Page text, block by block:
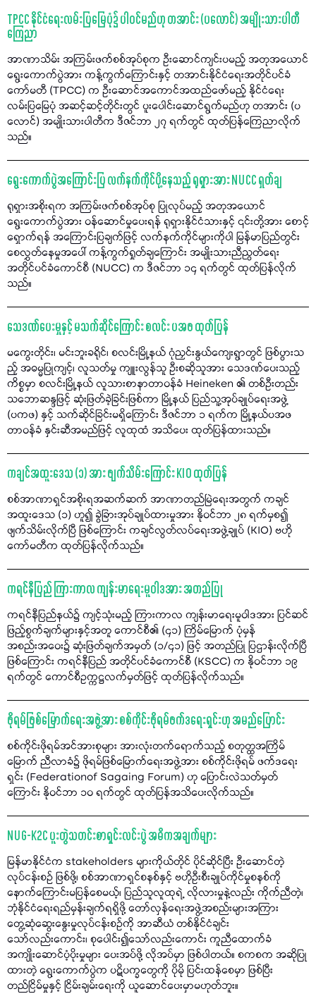
TPCC နိုင်ငံရေးလမ်းပြမြေပုံ၌ ပါဝင်မည်ဟု တအာင်း (ပလောင်) အမျိုးသားပါတီ
ကြေညာ
အာဏာသိမ်း အကြမ်းဖက်စစ်အုပ်စုက ဦးဆောင်ကျင်းပမည့် အတုအယောင်
ရွေးကောက်ပွဲအား ကန့်ကွက်ကြောင်းနှင့် တအာင်းနိုင်ငံရေးအတိုင်ပင်ခံ
ကော်မတီ (TPCC) က ဦးဆောင်အကောင်အထည်ဖော်မည့် နိုင်ငံရေး
လမ်းပြမြေပုံ အဆင့်ဆင့်တိုင်းတွင် ပူးပေါင်းဆောင်ရွက်မည်ဟု တအာင်း (ပ
လောင်) အမျိုးသားပါတီက ဒီဇင်ဘာ ၂၇ ရက်တွင် ထုတ်ပြန်ကြေညာလိုက်
သည်။
ရွေးကောက်ပွဲအကြောင်းပြ လက်နက်ကိုင်ပို့နေသည့် ရုရှားအား NUCC ရှုတ်ချ
ရုရှားအစိုးရက အကြမ်းဖက်စစ်အုပ်စု ပြုလုပ်မည့် အတုအယောင်
ရွေးကောက်ပွဲအား ဝန်ဆောင်မှုပေးရန် ရုရှားနိုင်ငံသားနှင့် ၎င်းတို့အား စောင့်
ရှောက်ရန် အကြောင်းပြချက်ဖြင့် လက်နက်ကိုင်များကိုပါ မြန်မာပြည်တွင်း
စေလွှတ်နေမှုအပေါ် ကန့်ကွက်ရှုတ်ချကြောင်း အမျိုးသားညီညွတ်ရေး
အတိုင်ပင်ခံကောင်စီ (NUCC) က ဒီဇင်ဘာ ၁၄ ရက်တွင် ထုတ်ပြန်လိုက်
သည်။
သေဒဏ်ပေးမှုနှင့် မသက်ဆိုင်ကြောင်း စလင်း ပအဖ ထုတ်ပြန်
မကွေးတိုင်း၊ မင်းဘူးခရိုင်၊ စလင်းမြို့နယ် ဂုံညှင်းနွယ်ကျေးရွာတွင် ဖြစ်ပွားသ
ည့် အဓမ္မပြုကျင့်၊ လူသတ်မှု ကျူးလွန်သူ ဦးစဆိုသူအား သေဒဏ်ပေးသည့်
ကိစ္စမှာ စလင်းမြို့နယ် လူသားစာနာတာဝန်ခံ Heineken ၏ တစ်ဦးတည်း
သဘောဆန္ဒဖြင့် ဆုံးဖြတ်ခဲ့ခြင်းဖြစ်ကာ မြို့နယ် ပြည်သူ့အုပ်ချုပ်ရေးအဖွဲ့
(ပကဖ) နှင့် သက်ဆိုင်ခြင်းမရှိကြောင်း ဒီဇင်ဘာ ၁ ရက်က မြို့နယ်ပအဖ
တာဝန်ခံ နှင်းဆီအမည်ဖြင့် လူထုထံ အသိပေး ထုတ်ပြန်ထားသည်။
ကချင်အထူးဒေသ (၁) အား ဖျက်သိမ်းကြောင်း KIO ထုတ်ပြန်
စစ်အာဏာရှင်အစိုးရအဆက်ဆက် အာဏာတည်မြဲရေးအတွက် ကချင်
အထူးဒေသ (၁) ဟူ၍ ခွဲခြားအုပ်ချုပ်ထားမှုအား နိုဝင်ဘာ ၂၈ ရက်မှစ၍
ဖျက်သိမ်းလိုက်ပြီ ဖြစ်ကြောင်း ကချင်လွတ်လပ်ရေးအဖွဲ့ချုပ် (KIO) ဗဟို
ကော်မတီက ထုတ်ပြန်လိုက်သည်။
ကရင်နီပြည် ကြားကာလ ကျန်းမာရေးမူဝါဒအား အတည်ပြု
ကရင်နီပြည်နယ်၌ ကျင့်သုံးမည့် ကြားကာလ ကျန်းမာရေးမူဝါဒအား ပြင်ဆင်
ဖြည့်စွက်ချက်များနှင့်အတူ ကောင်စီ၏ (၄၁) ကြိမ်မြောက် ပုံမှန်
အစည်းအဝေး၌ ဆုံးဖြတ်ချက်အမှတ် (၁/၄၁) ဖြင့် အတည်ပြု ပြဌာန်းလိုက်ပြီ
ဖြစ်ကြောင်း ကရင်နီပြည် အတိုင်ပင်ခံကောင်စီ (KSCC) က နိုဝင်ဘာ ၁၉
ရက်တွင် ကောင်စီဥက္ကဋ္ဌလက်မှတ်ဖြင့် ထုတ်ပြန်လိုက်သည်။
ဖိုရမ်ဖြစ်မြောက်ရေးအဖွဲ့အား စစ်ကိုင်းဖိုရမ်ဖက်ဒရေးရှင်းဟု အမည်ပြောင်း
စစ်ကိုင်းဖိုရမ်အင်အားစုများ အားလုံးတက်ရောက်သည့် စတုတ္ထအကြိမ်
မြောက် ညီလာခံ၌ ဖိုရမ်ဖြစ်မြောက်ရေးအဖွဲ့အား စစ်ကိုင်းဖိုရမ် ဖက်ဒရေး
ရှင်း (Federationof Sagaing Forum) ဟု ပြောင်းလဲသတ်မှတ်
ကြောင်း နိုဝင်ဘာ ၁၀ ရက်တွင် ထုတ်ပြန်အသိပေးလိုက်သည်။
NUG-K2C ပူးတွဲသတင်းစာရှင်းလင်းပွဲ အဓိကအချက်များ
မြန်မာနိုင်ငံက stakeholders များကိုယ်တိုင် ပိုင်ဆိုင်ပြီး ဦးဆောင်တဲ့
လုပ်ငန်းစဉ် ဖြစ်ဖို့၊ စစ်အာဏာရှင်စနစ်နှင့် ဗဟိုဦးစီးချုပ်ကိုင်မှုစနစ်ကို
နောက်ကြောင်းမပြန်စေမယ့်၊ ပြည်သူလူထုရဲ့ လိုလားမှုနဲ့လည်း ကိုက်ညီတဲ့၊
ဘုံနိုင်ငံရေးရည်မှန်းချက်ရရှိဖို့ တော်လှန်ရေးအဖွဲ့အစည်းများအကြား
တွေ့ဆုံဆွေးနွေးမှုလုပ်ငန်းစဥ်ကို အာဆီယံ တစ်နိုင်ငံချင်း
သော်လည်းကောင်း၊ စုပေါင်း၍သော်လည်းကောင်း ကူညီထောက်ခံ
အကျိုးဆောင်ပံ့ပိုးမှုများ ပေးအပ်ဖို့ လိုအပ်မှာ ဖြစ်ပါတယ်။ စကစက အဆိုပြု
ထားတဲ့ ရွေးကောက်ပွဲက ပဋိပက္ခတွေကို ပိုမို ပြင်းထန်စေမှာ ဖြစ်ပြီး
တည်ငြိမ်မှုနှင့် ငြိမ်းချမ်းရေးကို ယူဆောင်ပေးမှာမဟုတ်ဘူး။